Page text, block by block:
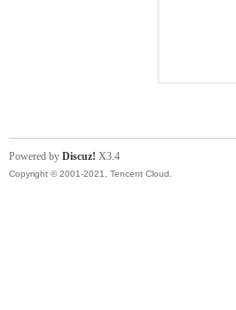
Powered by Discuz! X3.4
Copyright © 2001-2021, Tencent Cloud.